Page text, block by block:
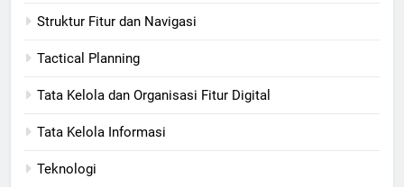
Struktur Fitur dan Navigasi
Tactical Planning
Tata Kelola dan Organisasi Fitur Digital
Tata Kelola Informasi
Teknologi